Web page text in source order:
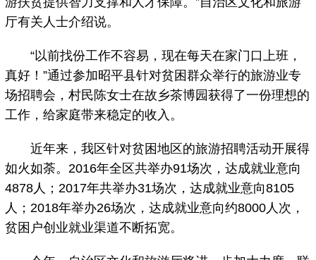
厅有关人士介绍说。
“以前找份工作不容易，现在每天在家门口上班，
真好！”通过参加昭平县针对贫困群众举行的旅游业专
场招聘会，村民陈女士在故乡茶博园获得了一份理想的
工作，给家庭带来稳定的收入。
近年来，我区针对贫困地区的旅游招聘活动开展得
如火如荼。2016年全区共举办91场次，达成就业意向
4878人；2017年共举办31场次，达成就业意向8105
人；2018年举办26场次，达成就业意向约8000人次，
贫困户创业就业渠道不断拓宽。